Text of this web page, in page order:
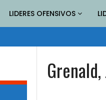
LIDERES OFENSIVOS